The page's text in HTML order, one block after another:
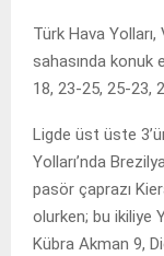
Türk Hava
sahasında konuk
18, 23-25, 25-23,
Ligde üst üste
Yolları’nda
pasör çaprazı
olurken; bu ikiliye
Kübra Akman 9,